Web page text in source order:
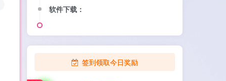
软件下载：
签到领取今日奖励